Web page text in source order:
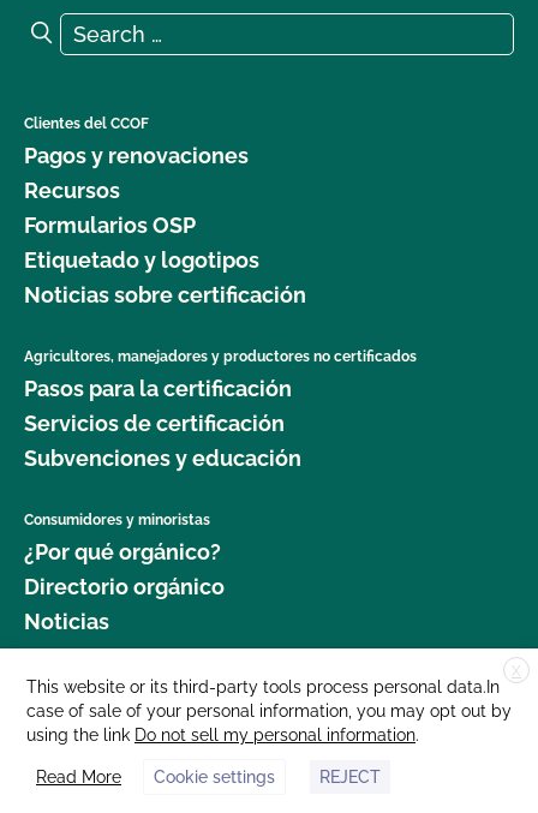
Search for:
Search
Clientes del CCOF
Pagos y renovaciones
Recursos
Formularios OSP
Etiquetado y logotipos
Noticias sobre certificación
Agricultores, manejadores y productores no certificados
Pasos para la certificación
Servicios de certificación
Subvenciones y educación
Consumidores y minoristas
¿Por qué orgánico?
Directorio orgánico
Noticias
Donar
Carreras profesionales
Sala de prensa
Contáctenos
X
This website or its third-party tools process personal data.In
case of sale of your personal information, you may opt out by
using the link Do not sell my personal information.
Read More Cookie settings REJECT